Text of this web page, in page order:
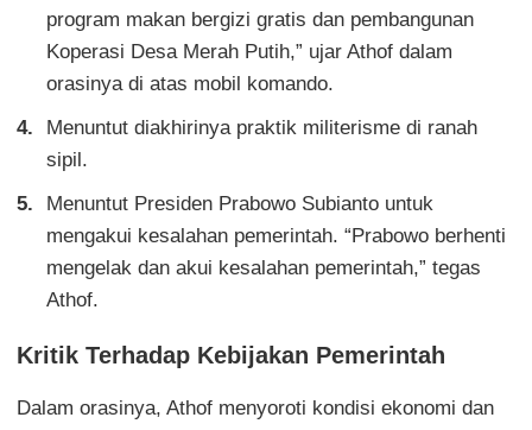
program makan bergizi gratis dan pembangunan
Koperasi Desa Merah Putih,” ujar Athof dalam
orasinya di atas mobil komando.
Menuntut diakhirinya praktik militerisme di ranah
sipil.
Menuntut Presiden Prabowo Subianto untuk
mengakui kesalahan pemerintah. “Prabowo berhenti
mengelak dan akui kesalahan pemerintah,” tegas
Athof.
Kritik Terhadap Kebijakan Pemerintah
Dalam orasinya, Athof menyoroti kondisi ekonomi dan